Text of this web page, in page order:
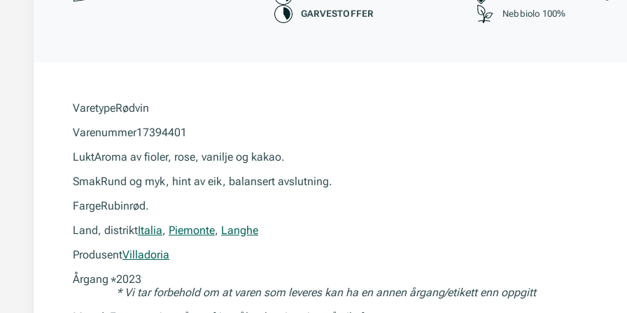
GARVESTOFFER
Nebbiolo 100%
VaretypeRødvin
Varenummer17394401
LuktAroma av fioler, rose, vanilje og kakao.
SmakRund og myk, hint av eik, balansert avslutning.
FargeRubinrød.
Land, distriktItalia, Piemonte, Langhe
ProdusentVilladoria
Årgang *2023
* Vi tar forbehold om at varen som leveres kan ha en annen årgang/etikett enn oppgitt